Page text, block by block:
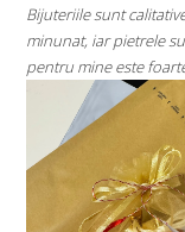
foarte ridicată. Arată
să cadă aspect care
foarte bună